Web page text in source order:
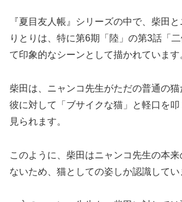
『夏目友人帳』シリーズの中で、柴田
りとりは、特に第6期「陸」の第3話「
て印象的なシーンとして描かれています
柴田は、ニャンコ先生がただの普通の猫
彼に対して「ブサイクな猫」と軽口を
見られます。
このように、柴田はニャンコ先生の本
ないため、猫としての姿しか認識してい